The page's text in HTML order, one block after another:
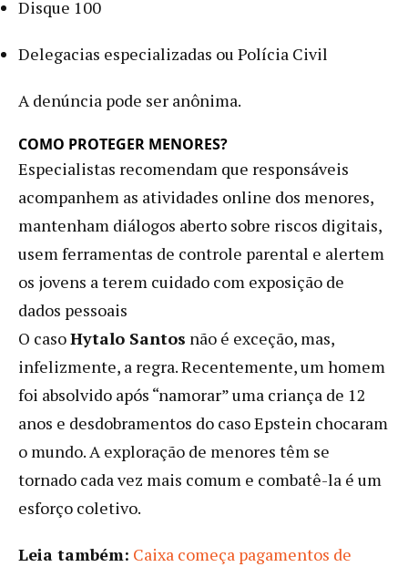
Disque 100
Delegacias especializadas ou Polícia Civil
A denúncia pode ser anônima.
COMO PROTEGER MENORES?
Especialistas recomendam que responsáveis
acompanhem as atividades online dos menores,
mantenham diálogos aberto sobre riscos digitais,
usem ferramentas de controle parental e alertem
os jovens a terem cuidado com exposição de
dados pessoais
O casoHytalo Santos não é exceção, mas,
infelizmente, a regra. Recentemente, um homem
foi absolvido após “namorar” uma criança de 12
anos e desdobramentos do caso Epstein chocaram
o mundo. A exploração de menores têm se
tornado cada vez mais comum e combatê-la é um
esforço coletivo.
Leia também: Caixa começa pagamentos de